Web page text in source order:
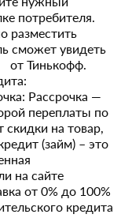
потребителя.
разместить
сможет увидеть
от Тинькофф.
Рассрочка —
переплаты по
скидки на товар,
(займ) – это
на сайте
от 0% до 100%
кредита